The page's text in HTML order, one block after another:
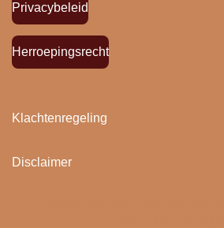
Privacybeleid
Herroepingsrecht
Klachtenregeling
Disclaimer